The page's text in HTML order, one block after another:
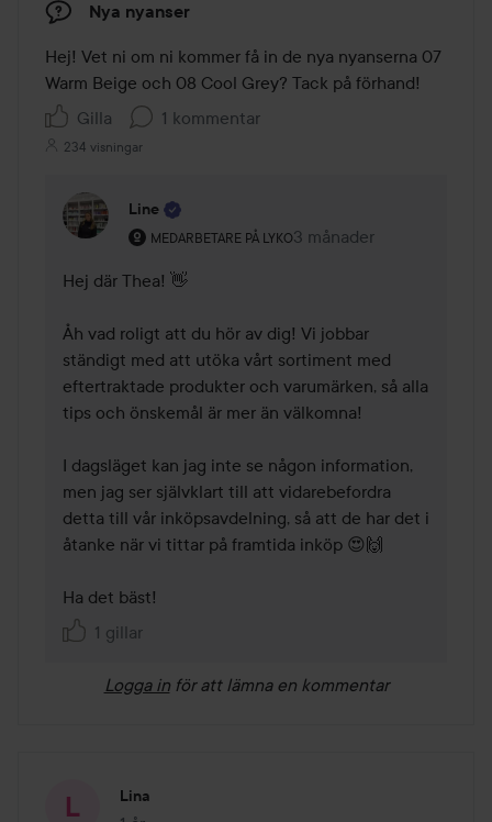
Nya nyanser
Hej! Vet ni om ni kommer få in de nya nyanserna 07
Warm Beige och 08 Cool Grey? Tack på förhand!
Gilla
1 kommentar
234 visningar
Line
MEDARBETARE PÅ LYKO
Användarens roll: Medarbetare på Lyko.
3 månader
Kommentaren lades 3
Hej där Thea! 👋
Åh vad roligt att du hör av dig! Vi jobbar
ständigt med att utöka vårt sortiment med
eftertraktade produkter och varumärken, så alla
tips och önskemål är mer än välkomna!
I dagsläget kan jag inte se någon information,
men jag ser självklart till att vidarebefordra
detta till vår inköpsavdelning, så att de har det i
åtanke när vi tittar på framtida inköp 😍🙌
Ha det bäst!
1 gillar
Logga in för att lämna en kommentar
Lina